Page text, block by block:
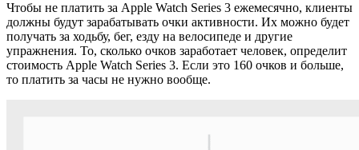
Чтобы не платить за Apple Watch Series 3 ежемесячно, клиенты
должны будут зарабатывать очки активности. Их можно будет
получать за ходьбу, бег, езду на велосипеде и другие
упражнения. То, сколько очков заработает человек, определит
стоимость Apple Watch Series 3. Если это 160 очков и больше,
то платить за часы не нужно вообще.